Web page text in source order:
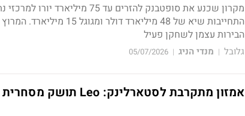
מקרון שכנע את סופטבנק להזרים עד
התחייבות שיא של 48
הבירות עצמן לשחקן פעיל
גלובל | מנדי הניג |
05/07/2026
אמזון מתקרבת לסטארלינק: Leo תושק מסחרית כבר השנה